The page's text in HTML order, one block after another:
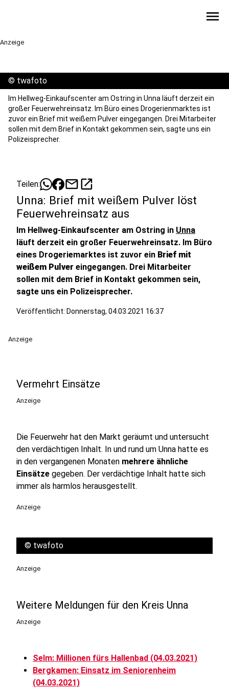
menu
Anzeige
© twafoto
Im Hellweg-Einkaufscenter am Ostring in Unna läuft derzeit ein
großer Feuerwehreinsatz. Im Büro eines Drogerienmarktes ist
zuvor ein Brief mit weißem Pulver eingegangen. Drei Mitarbeiter
sollen mit dem Brief in Kontakt gekommen sein, sagte uns ein
Polizeisprecher.
Teilen: mailopen_in_new
Unna: Brief mit weißem Pulver löst
Feuerwehreinsatz aus
Im Hellweg-Einkaufscenter am Ostring in Unna
läuft derzeit ein großer Feuerwehreinsatz. Im Büro
eines Drogeriemarktes ist zuvor ein Brief mit
weißem Pulver eingegangen. Drei Mitarbeiter
sollen mit dem Brief in Kontakt gekommen sein,
sagte uns ein Polizeisprecher.
Veröffentlicht: Donnerstag, 04.03.2021 16:37
Anzeige
Vermehrt Einsätze
Anzeige
Die Feuerwehr hat den Markt geräumt und untersucht
den verdächtigen Inhalt. In und rund um Unna hatte es
in den vergangenen Monaten mehrere ähnliche
Einsätze gegeben. Der verdächtige Inhalt hatte sich
immer als harmlos herausgestellt.
Anzeige
© twafoto
Anzeige
Weitere Meldungen für den Kreis Unna
Anzeige
Selm: Millionen fürs Hallenbad (04.03.2021)
Bergkamen: Einsatz im Seniorenheim
(04.03.2021)